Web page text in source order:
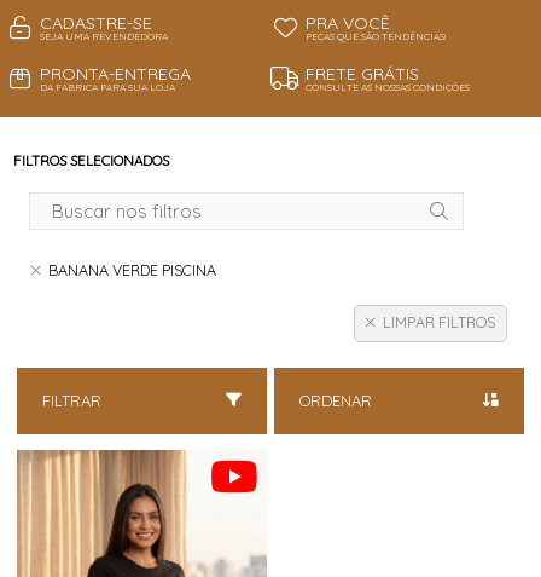
CADASTRE-SE
SEJA UMA REVENDEDORA
PRA VOCÊ
PEÇAS QUE SÃO TENDÊNCIAS!
PRONTA-ENTREGA
DA FÁBRICA PARA SUA LOJA
FRETE GRÁTIS
CONSULTE AS NOSSAS CONDIÇÕES
FILTROS SELECIONADOS
BANANA VERDE PISCINA
LIMPAR FILTROS
FILTRAR ORDENAR